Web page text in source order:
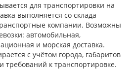
для транспортировки на
выполняется со склада
компании. Возможны
автомобильная,
и морская доставка.
с учётом города, габаритов
требований к транспортировке.